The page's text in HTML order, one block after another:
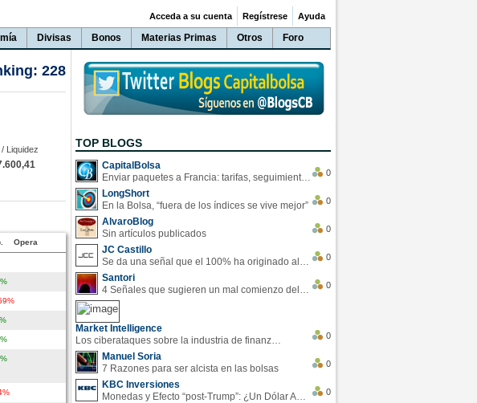
Divisas Bonos Materias Primas Otros Foro
Acceda a su cuenta Regístrese Ayuda
228
Liquidez
Opera
TOP BLOGS
CapitalBolsa
Enviar paquetes a Francia: tarifas, seguimiento y ventajas destacadas
0
LongShort
En la Bolsa, “fuera de los índices se vive mejor”
0
AlvaroBlog
Sin artículos publicados
0
JC Castillo
Se da una señal que el 100% ha originado alzas en las bolsas
0
Santori
4 Señales que sugieren un mal comienzo del 3T de la economía EEUU
0
Market Intelligence
Los ciberataques sobre la industria de finanzas se han duplicado este año
0
Manuel Soria
7 Razones para ser alcista en las bolsas
0
KBC Inversiones
Monedas y Efecto “post-Trump”: ¿Un Dólar Americano operando en rangos?
0